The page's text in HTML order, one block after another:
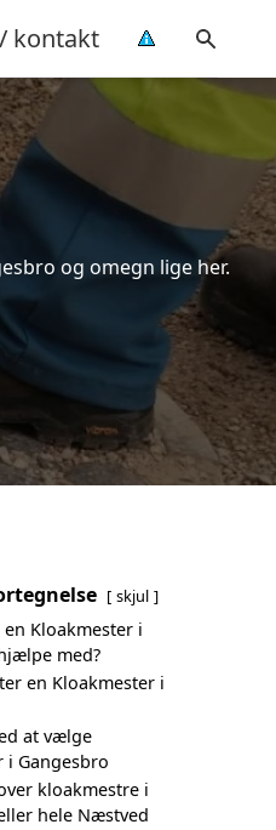
kontakt
og omegn lige her.
skjul
en Kloakmester i
med?
en Kloakmester i
at vælge
i Gangesbro
kloakmestre i
hele Næstved